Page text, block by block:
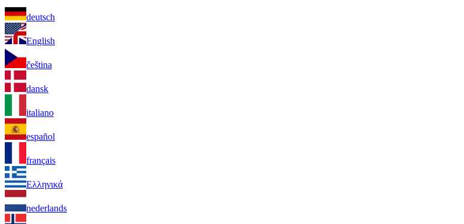
deutsch
English
čeština
dansk
italiano
español
français
Ελληνικά
nederlands